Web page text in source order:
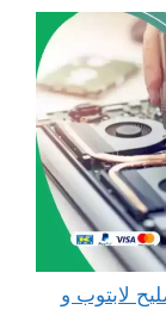
الضباعية 65511033 تصليح لابتوب و